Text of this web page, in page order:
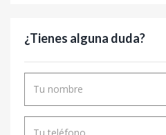
¿Tienes alguna duda?